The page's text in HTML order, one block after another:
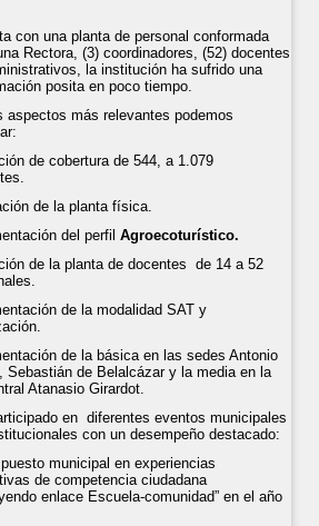
con una planta de personal conformada
Rectora, (3) coordinadores, (52) docentes
la institución ha sufrido una
posita en poco tiempo.
aspectos más relevantes podemos
de cobertura de 544, a 1.079
de la planta física.
del perfil Agroecoturístico.
de la planta de docentes de 14 a 52
de la modalidad SAT y
de la básica en las sedes Antonio
Sebastián de Belalcázar y la media en la
Atanasio Girardot.
en diferentes eventos municipales
con un desempeño destacado:
municipal en experiencias
de competencia ciudadana
enlace Escuela-comunidad” en el año